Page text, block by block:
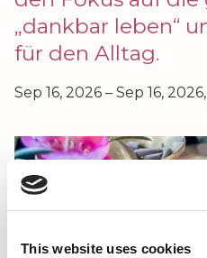
This website uses cookies
„dankbar leben“
für den Alltag.
Sep 16, 2026 – Sep 16,